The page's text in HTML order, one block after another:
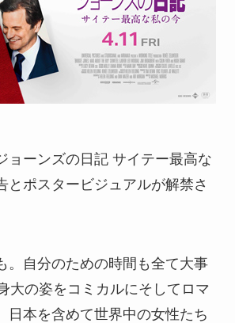
ョーンズの日記 サイテー最高な
とポスタービジュアルが解禁さ
。自分のための時間も全て大事
大の姿をコミカルにそしてロマ
日本を含めて世界中の女性たち